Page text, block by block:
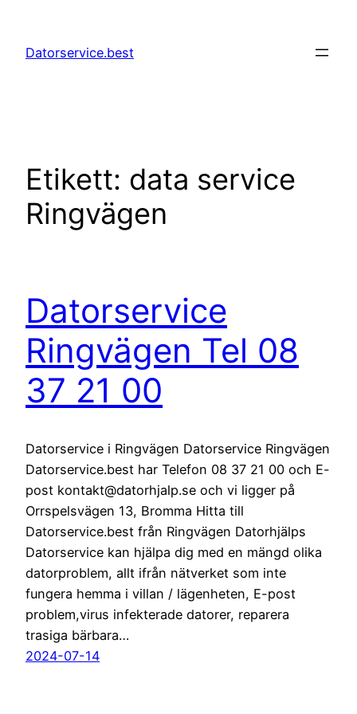
innehåll
Datorservice.best
Etikett: data service
Ringvägen
Datorservice
Ringvägen Tel 08
37 21 00
Datorservice i Ringvägen Datorservice Ringvägen
Datorservice.best har Telefon 08 37 21 00 och E-
post kontakt@datorhjalp.se och vi ligger på
Orrspelsvägen 13, Bromma Hitta till
Datorservice.best från Ringvägen Datorhjälps
Datorservice kan hjälpa dig med en mängd olika
datorproblem, allt ifrån nätverket som inte
fungera hemma i villan / lägenheten, E-post
problem,virus infekterade datorer, reparera
trasiga bärbara…
2024-07-14